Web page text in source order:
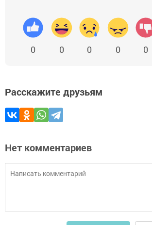
0 0 0 0 0
Расскажите друзьям
Нет комментариев